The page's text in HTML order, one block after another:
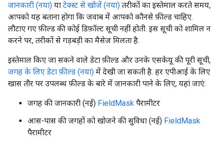
जानकारी (नया) या टेक्स्ट से खोजें (नया) तरीकों का इस्तेमाल करते समय,
आपको यह बताना होगा कि जवाब में आपको कौनसे फ़ील्ड चाहिए.
लौटाए गए फ़ील्ड की कोई डिफ़ॉल्ट सूची नहीं होती. इस सूची को शामिल न
करने पर, तरीकों से गड़बड़ी का मैसेज मिलता है.
इस्तेमाल किए जा सकने वाले डेटा फ़ील्ड और उनके एसकेयू की पूरी सूची,
जगह के लिए डेटा फ़ील्ड (नया) में देखी जा सकती है. हर एपीआई के लिए
खास तौर पर उपलब्ध फ़ील्ड के बारे में जानकारी पाने के लिए, यहां जाएं:
जगह की जानकारी (नई) FieldMask पैरामीटर
आस-पास की जगहों को खोजने की सुविधा (नई) FieldMask
पैरामीटर